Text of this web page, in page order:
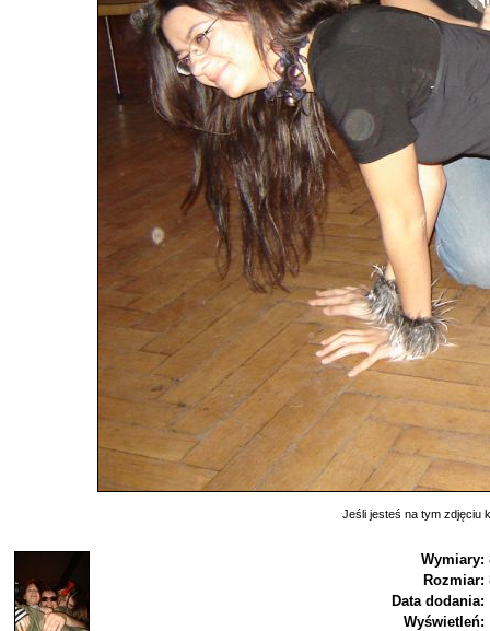
Jeśli jesteś na tym zdjęciu
Wymiary:
Rozmiar:
Data dodania:
Wyświetleń: